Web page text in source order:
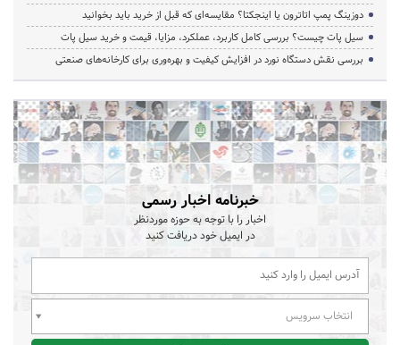
دوزینگ پمپ اتاترون یا اینجکتا؟ مقایسه‌ای که قبل از خرید باید بخوانید
سیل پات چیست؟ بررسی کامل کاربرد، عملکرد، مزایا، قیمت و خرید سیل پات
بررسی نقش دستگاه نورد در افزایش کیفیت و بهره‌وری برای کارخانه‌های صنعتی
خبرنامه اخبار رسمی
اخبار را با توجه به حوزه موردنظر
در ایمیل خود دریافت کنید
انتخاب سرویس